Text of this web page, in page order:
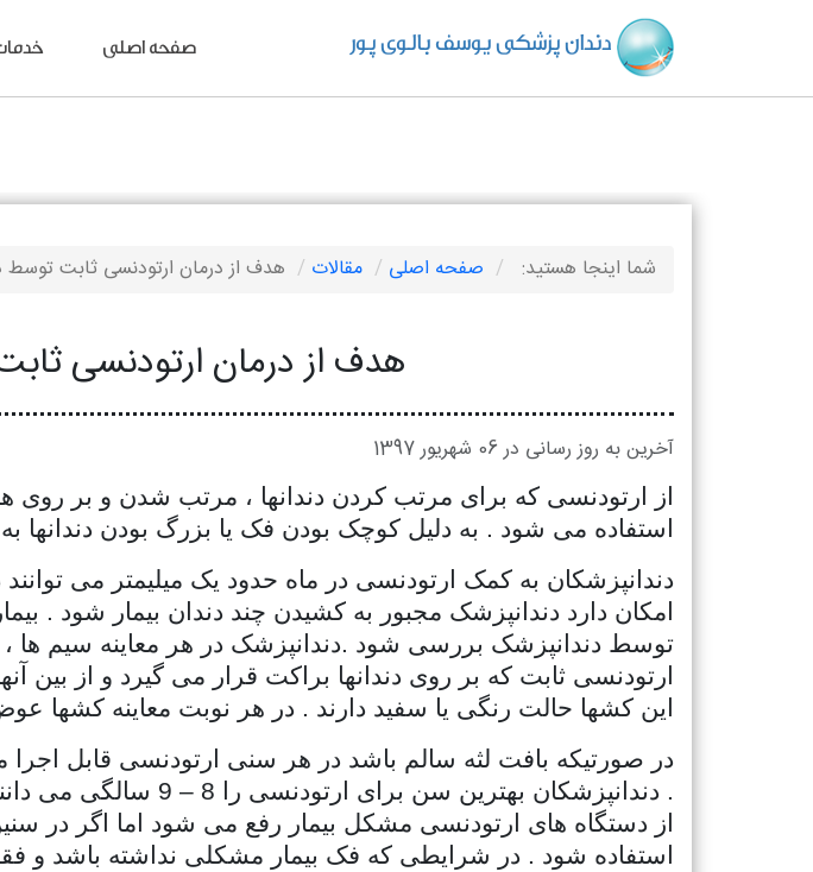
دندان پزشکی یوسف بالوی پور صفحه اصلی
شما اینجا هستید: صفحه اصلی مقالات هدف از درمان ارتودنسی ثابت
هدف از درمان ارتودنسی
آخرین به روز رسانی در 06 شهریور 1397
از ارتودنسی که برای مرتب کردن دندانها ، مرتب شدن و بر روی هم
استفاده می شود . به دلیل کوچک بودن فک یا بزرگ بودن
دندانپزشکان به کمک ارتودنسی در ماه حدود یک میلیمتر می توانند
امکان دارد دندانپزشک مجبور به کشیدن چند دندان بیمار شود .
توسط دندانپزشک بررسی شود .دندانپزشک در هر معاینه سیم ها
ارتودنسی ثابت که بر روی دندانها براکت قرار می گیرد و از بین
این کشها حالت رنگی یا سفید دارند . در هر نوبت معاینه کشها
در صورتیکه بافت لثه سالم باشد در هر سنی ارتودنسی قابل
. دندانپزشکان بهترین
از دستگاه های ارتودنسی مشکل بیمار رفع می شود اما اگر در
استفاده شود . در شرایطی که فک بیمار مشکلی نداشته باشد و